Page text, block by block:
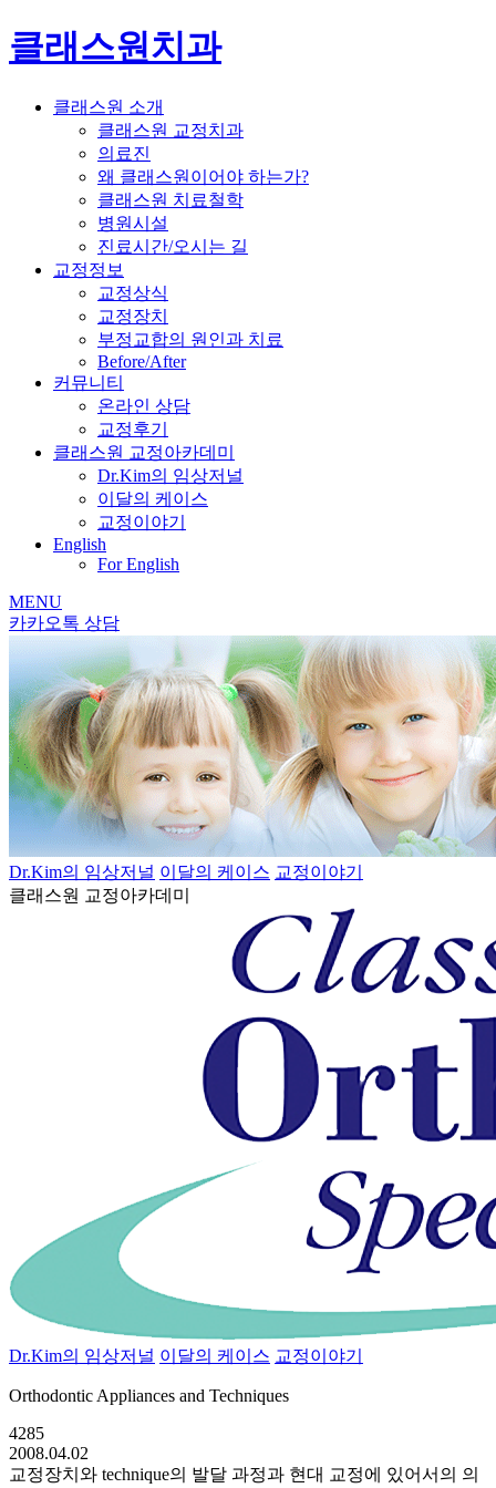
클래스원치과
클래스원 소개
클래스원 교정치과
의료진
왜 클래스원이어야 하는가?
클래스원 치료철학
병원시설
진료시간/오시는 길
교정정보
교정상식
교정장치
부정교합의 원인과 치료
Before/After
커뮤니티
온라인 상담
교정후기
클래스원 교정아카데미
Dr.Kim의 임상저널
이달의 케이스
교정이야기
English
For English
MENU
카카오톡 상담
Dr.Kim의 임상저널 이달의 케이스 교정이야기
클래스원 교정아카데미
Dr.Kim의 임상저널 이달의 케이스 교정이야기
Orthodontic Appliances and Techniques
4285
2008.04.02
교정장치와 technique의 발달 과정과 현대 교정에 있어서의 의